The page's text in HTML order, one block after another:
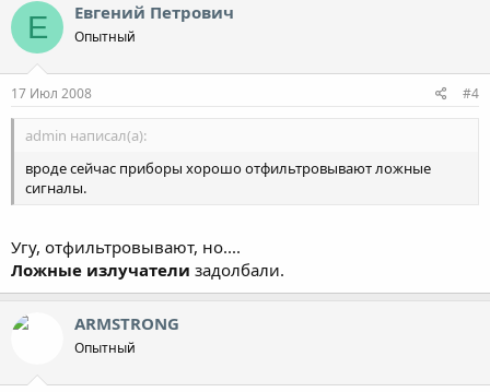
Е Евгений Петрович
Опытный
17 Июл 2008 #4
admin написал(а):
вроде сейчас приборы хорошо отфильтровывают ложные
сигналы.
Угу, отфильтровывают, но....
Ложные излучатели задолбали.
ARMSTRONG
Опытный